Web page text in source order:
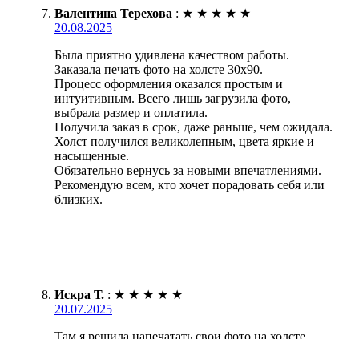
Валентина Терехова : ★ ★ ★ ★ ★
20.08.2025
Была приятно удивлена качеством работы.
Заказала печать фото на холсте 30х90.
Процесс оформления оказался простым и
интуитивным. Всего лишь загрузила фото,
выбрала размер и оплатила.
Получила заказ в срок, даже раньше, чем ожидала.
Холст получился великолепным, цвета яркие и
насыщенные.
Обязательно вернусь за новыми впечатлениями.
Рекомендую всем, кто хочет порадовать себя или
близких.
Искра Т. : ★ ★ ★ ★ ★
20.07.2025
Там я решила напечатать свои фото на холсте.